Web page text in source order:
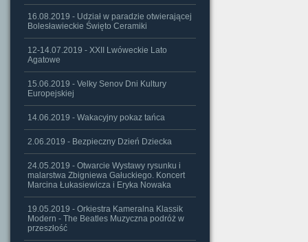
16.08.2019 - Udział w paradzie otwierającej
Bolesławieckie Święto Ceramiki
12-14.07.2019 - XXII Lwóweckie Lato
Agatowe
15.06.2019 - Velky Senov Dni Kultury
Europejskiej
14.06.2019 - Wakacyjny pokaz tańca
2.06.2019 - Bezpieczny Dzień Dziecka
24.05.2019 - Otwarcie Wystawy rysunku i
malarstwa Zbigniewa Gałuckiego. Koncert
Marcina Łukasiewicza i Eryka Nowaka
19.05.2019 - Orkiestra Kameralna Klassik
Modern - The Beatles Muzyczna podróż w
przeszłość